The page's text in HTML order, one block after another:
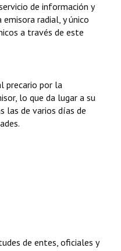
de información y
radial, y único
a través de este
precario por la
lo que da lugar a su
las de varios días de
de entes, oficiales y